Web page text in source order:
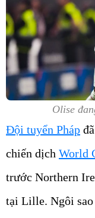
Olise
Đội tuyển Pháp
chiến dịch World
trước Northern
tại Lille. Ngôi sao